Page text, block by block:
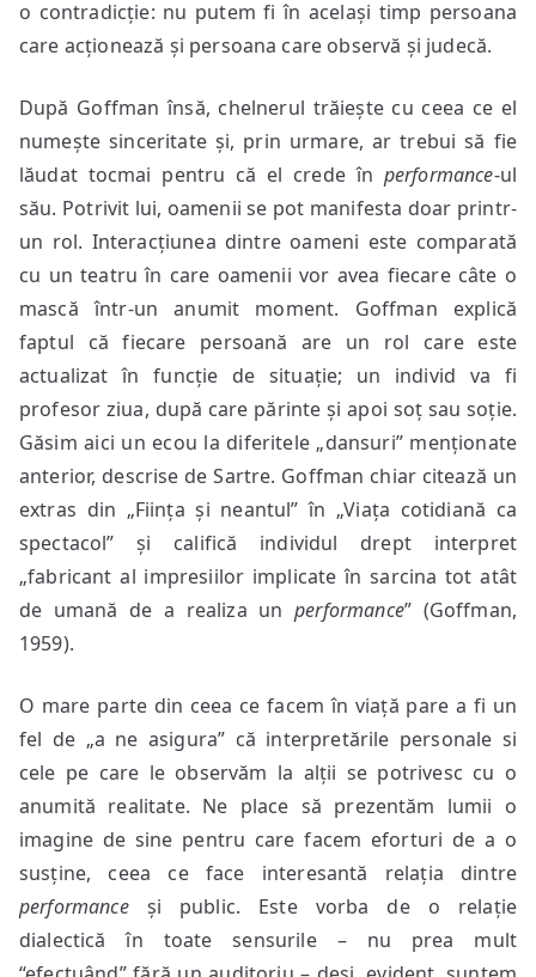
o contradicție: nu putem fi în același timp persoana
care acționează și persoana care observă și judecă.
După Goffman însă, chelnerul trăiește cu ceea ce el
numește sinceritate și, prin urmare, ar trebui să fie
lăudat tocmai pentru că el crede în performance-ul
său. Potrivit lui, oamenii se pot manifesta doar printr-
un rol. Interacțiunea dintre oameni este comparată
cu un teatru în care oamenii vor avea fiecare câte o
mască într-un anumit moment. Goffman explică
faptul că fiecare persoană are un rol care este
actualizat în funcție de situație; un individ va fi
profesor ziua, după care părinte și apoi soț sau soție.
Găsim aici un ecou la diferitele „dansuri” menționate
anterior, descrise de Sartre. Goffman chiar citează un
extras din „Ființa și neantul” în „Viața cotidiană ca
spectacol” și califică individul drept interpret
„fabricant al impresiilor implicate în sarcina tot atât
de umană de a realiza unperformance” (Goffman,
1959).
O mare parte din ceea ce facem în viață pare a fi un
fel de „a ne asigura” că interpretările personale si
cele pe care le observăm la alții se potrivesc cu o
anumită realitate. Ne place să prezentăm lumii o
imagine de sine pentru care facem eforturi de a o
susține, ceea ce face interesantă relația dintre
performanceși public. Este vorba de o relație
dialectică în toate sensurile – nu prea mult